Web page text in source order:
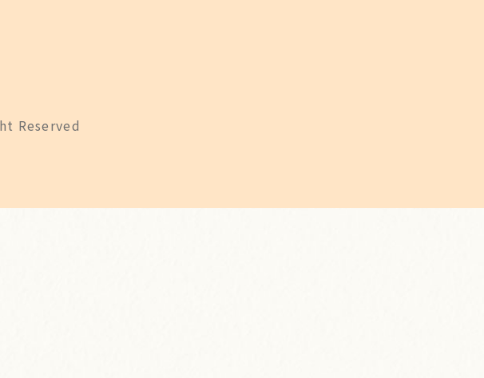
Reserved